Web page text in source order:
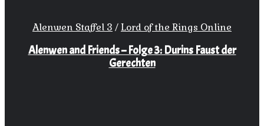
Alenwen Staffel 3 /Lord of the Rings Online
Alenwen and Friends – Folge 3: Durins Faust der
Gerechten